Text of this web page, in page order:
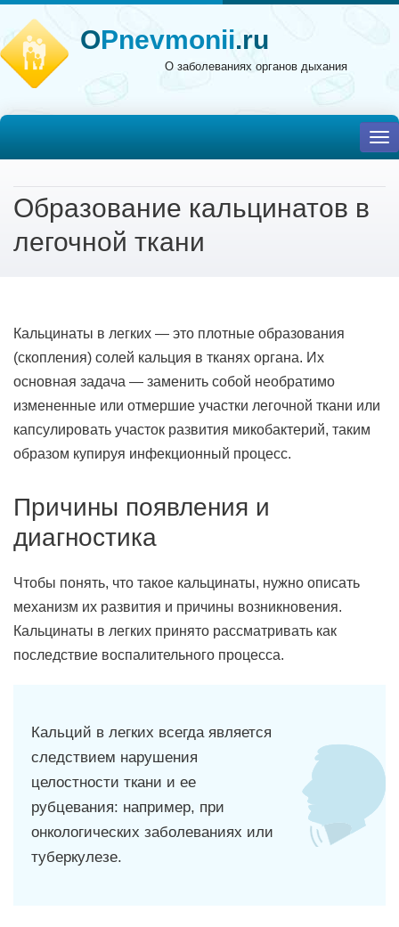
OPnevmonii.ru
О заболеваниях органов дыхания
Образование кальцинатов в
легочной ткани
Кальцинаты в легких — это плотные образования
(скопления) солей кальция в тканях органа. Их
основная задача — заменить собой необратимо
измененные или отмершие участки легочной ткани или
капсулировать участок развития микобактерий, таким
образом купируя инфекционный процесс.
Причины появления и
диагностика
Чтобы понять, что такое кальцинаты, нужно описать
механизм их развития и причины возникновения.
Кальцинаты в легких принято рассматривать как
последствие воспалительного процесса.
Кальций в легких всегда является
следствием нарушения
целостности ткани и ее
рубцевания: например, при
онкологических заболеваниях или
туберкулезе.